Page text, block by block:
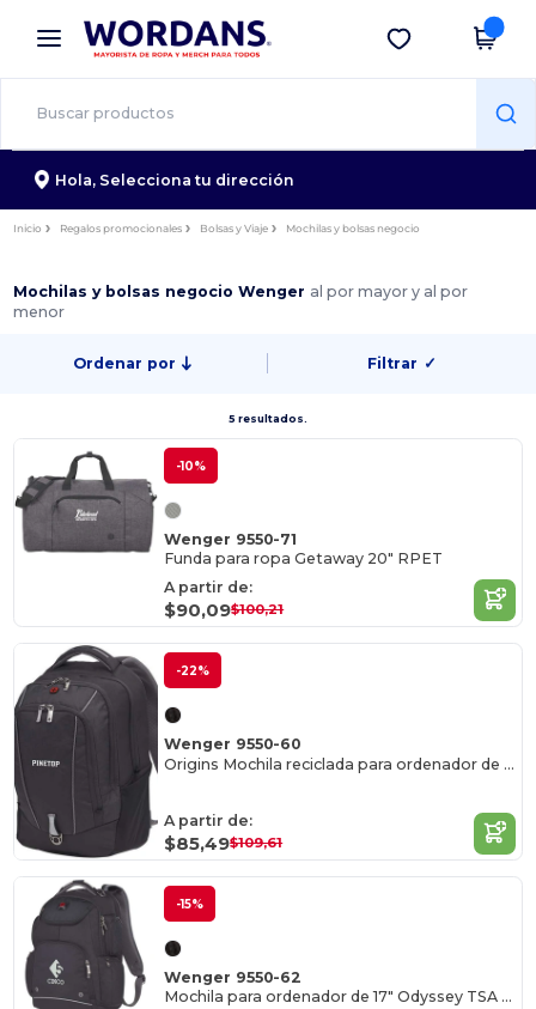
× App de Wordans
¡Mejores precios en app!
Descargar app
Hola, Selecciona tu dirección
Inicio Regalos promocionales Bolsas y Viaje Mochilas y bolsas negocio
Mochilas y bolsas negocio Wenger al por mayor y al por
menor
Ordenar por Filtrar ✓
5 resultados.
-10%
Wenger 9550-71
Funda para ropa Getaway 20" RPET
A partir de:
$90,09$100,21
-22%
Wenger 9550-60
Origins Mochila reciclada para ordenador de 15
A partir de:
$85,49$109,61
-15%
Wenger 9550-62
Mochila para ordenador de 17" Odyssey TSA Recycled